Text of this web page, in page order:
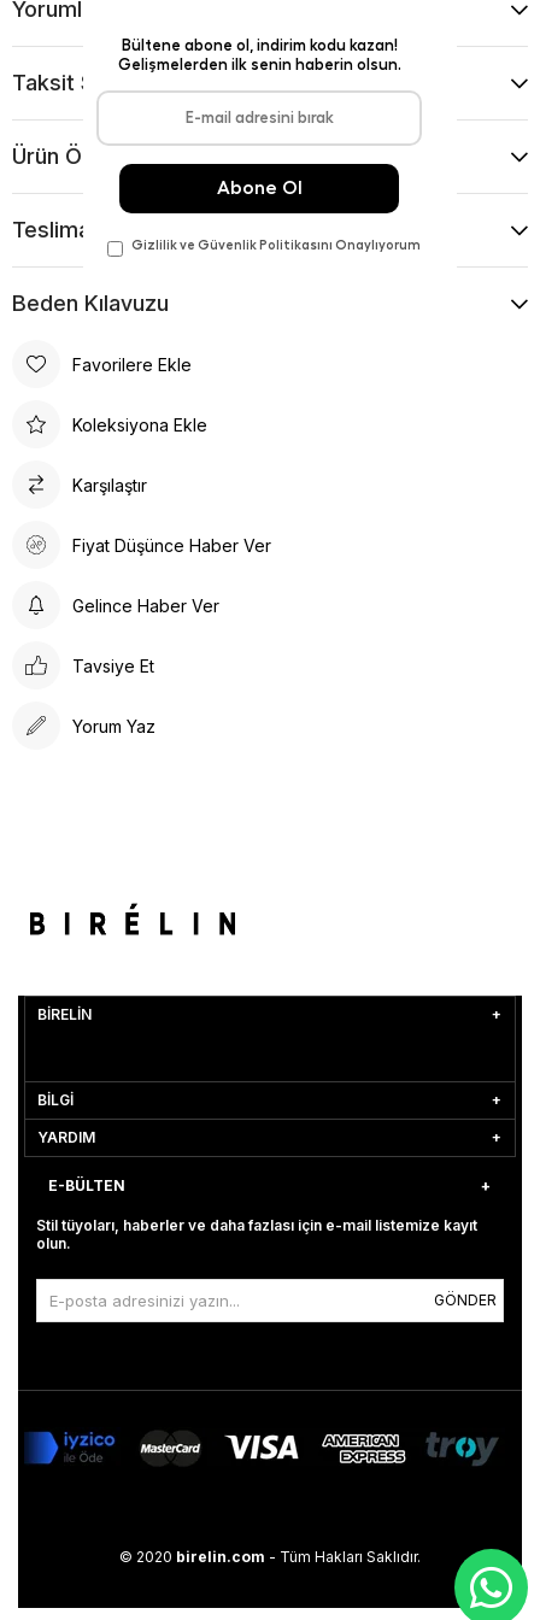
Yorumlar
Taksit Seçenekleri
Ürün Önerileri
Teslimat Ve İade Koşulları
Beden Kılavuzu
Favorilere Ekle
Koleksiyona Ekle
Karşılaştır
Fiyat Düşünce Haber Ver
Gelince Haber Ver
Tavsiye Et
Yorum Yaz
BİRELİN
BİLGİ
YARDIM
E-BÜLTEN
Stil tüyoları, haberler ve daha fazlası için e-mail listemize kayıt
olun.
GÖNDER
© 2020 birelin.com - Tüm Hakları Saklıdır.